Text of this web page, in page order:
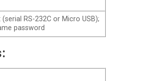
RS-232C or Micro USB);
password